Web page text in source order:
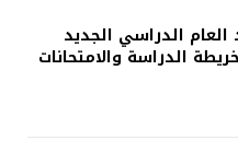
الدراسي الجديد
2027 وخريطة الدراسة والامتحانات